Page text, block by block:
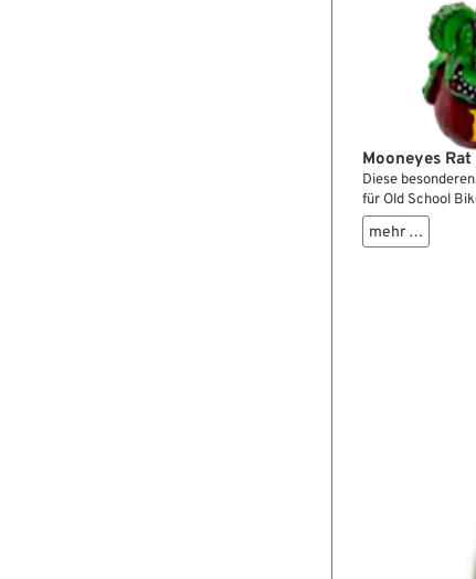
Mooneyes
Diese
für Old School
prima aus.
mehr …